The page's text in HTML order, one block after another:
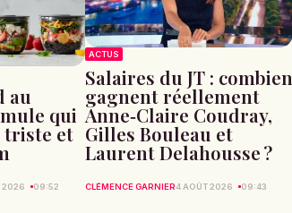
au
qui
triste et
2026 09:52
ACTUS
Salaires du JT : combien
gagnent réellement
Anne‑Claire Coudray,
Gilles Bouleau et
Laurent Delahousse ?
CLÉMENCE GARNIER4 AOÛT 2026 09:43